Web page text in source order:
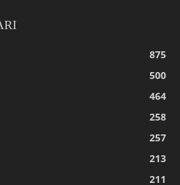
875
500
464
258
257
213
211